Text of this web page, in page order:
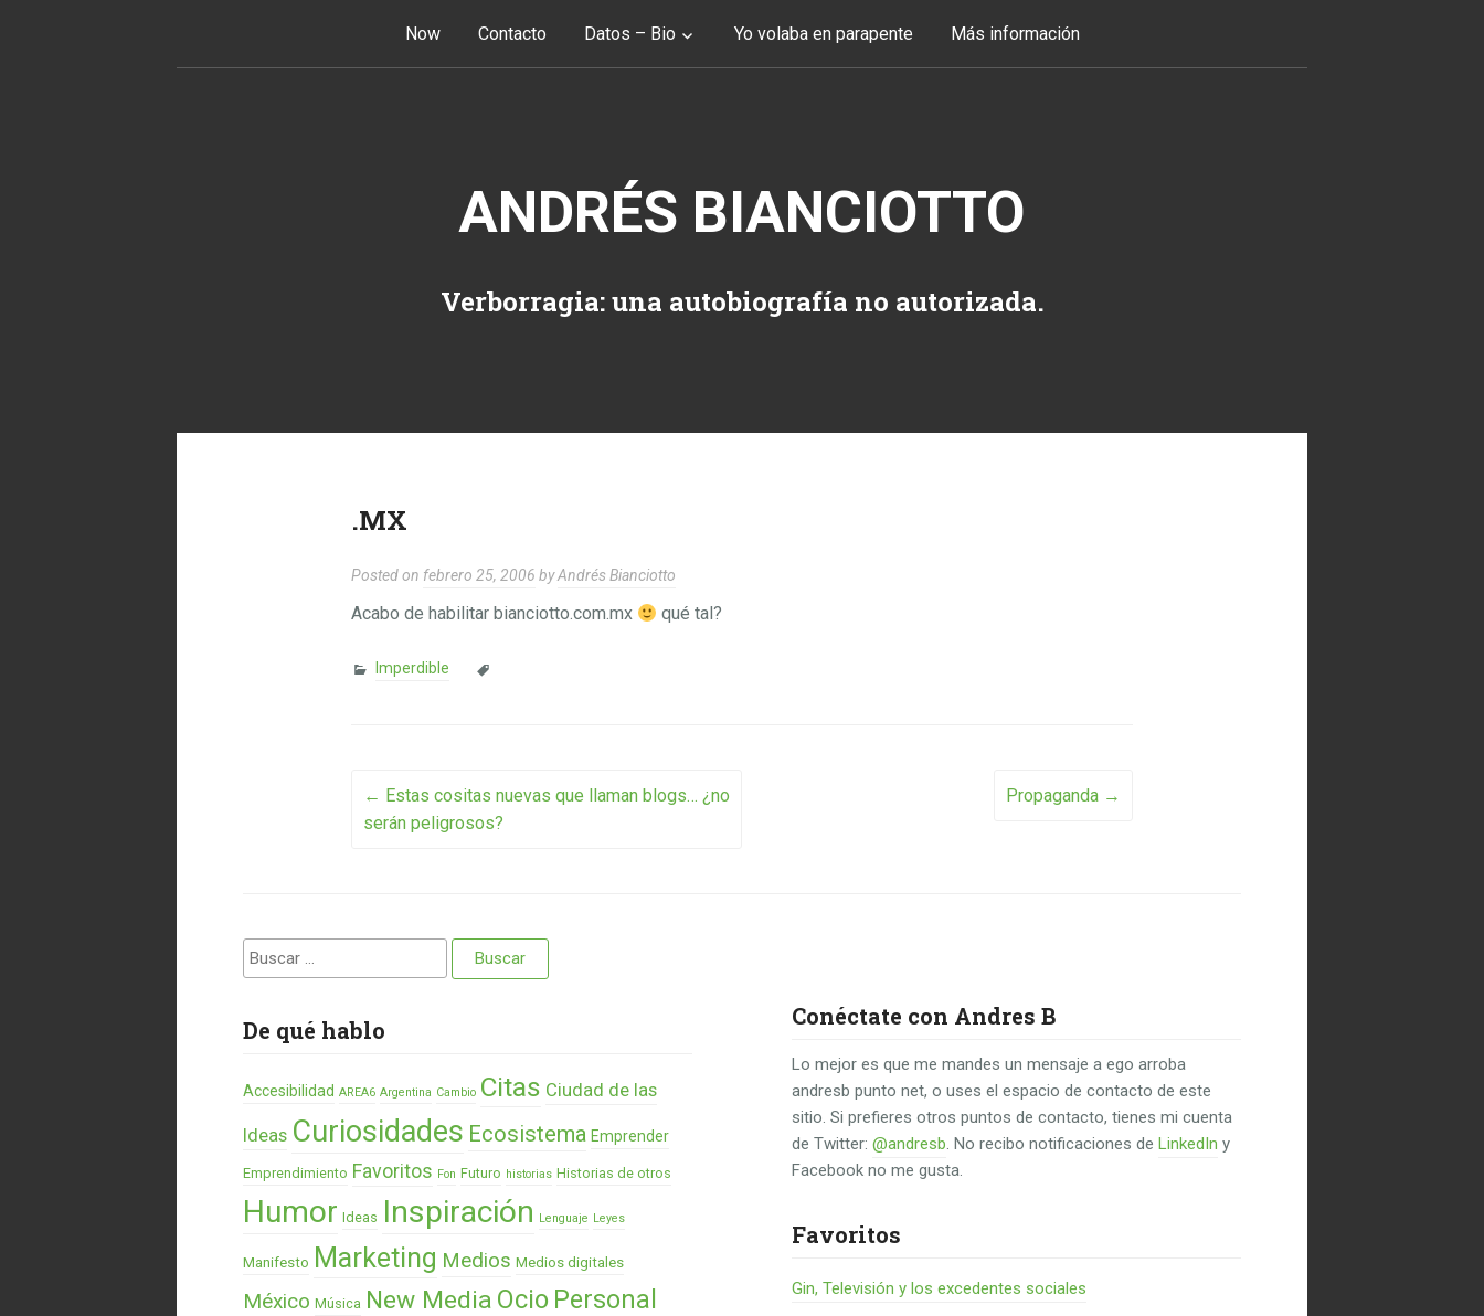
Now Contacto Datos – Bio Yo volaba en parapente Más información
ANDRÉS BIANCIOTTO
Verborragia: una autobiografía no autorizada.
.MX
Posted on febrero 25, 2006 byAndrés Bianciotto
Acabo de habilitar bianciotto.com.mx qué tal?
Imperdible
Post navigation
← Estas cositas nuevas que llaman blogs… ¿no
serán peligrosos?
Propaganda →
Buscar:
De qué hablo
Accesibilidad AREA6 Argentina Cambio Citas Ciudad de las
Ideas Curiosidades Ecosistema Emprender
Emprendimiento Favoritos Fon Futuro historias Historias de otros
Humor Ideas Inspiración Lenguaje Leyes
Manifesto Marketing Medios Medios digitales
México Música New Media Ocio Personal
Conéctate con Andres B
Lo mejor es que me mandes un mensaje a ego arroba
andresb punto net, o uses el espacio de contacto de este
sitio. Si prefieres otros puntos de contacto, tienes mi cuenta
de Twitter:@andresb. No recibo notificaciones deLinkedIn y
Facebook no me gusta.
Favoritos
Gin, Televisión y los excedentes sociales